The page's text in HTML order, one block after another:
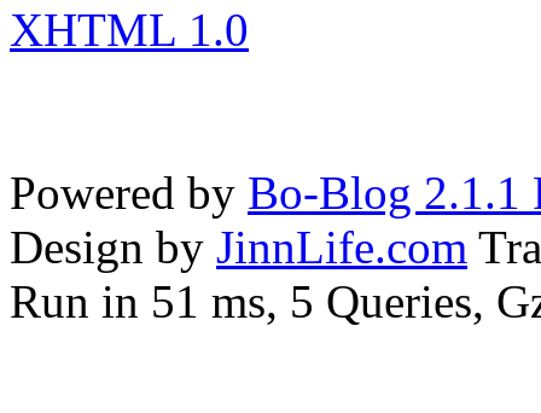
XHTML 1.0
Powered by Bo-Blog 2.1.1
Design by JinnLife.com
Run in 51 ms, 5 Queries,